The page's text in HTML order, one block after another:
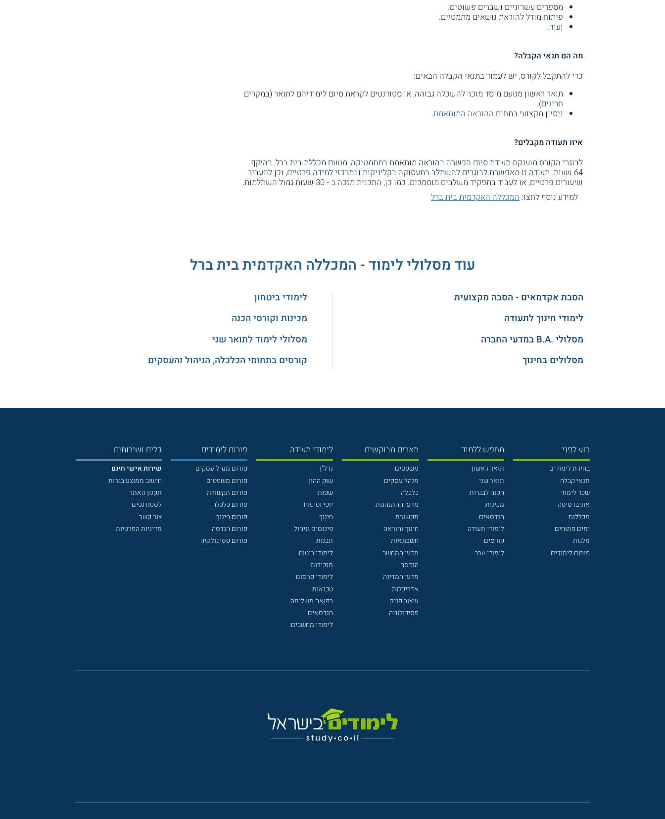
מספרים עשרוניים ושברים פשוטים.
פיתוח מודל להוראת נושאים מתמטיים.
ועוד.
מה הם תנאי הקבלה?
כדי להתקבל לקורס, יש לעמוד בתנאי הקבלה הבאים:
תואר ראשון מטעם מוסד מוכר להשכלה גבוהה, או סטודנטים לקראת סיום לימודיהם לתואר (במקרים
חריגים).
ניסיון מקצועי בתחום ההוראה המותאמת.
איזו תעודה מקבלים?
לבוגרי הקורס מוענקת תעודת סיום הכשרה בהוראה מותאמת במתמטיקה, מטעם מכללת בית ברל, בהיקף
64 שעות. תעודה זו מאפשרת לבוגרים להשתלב בתעסוקה בקליניקות ובמרכזי למידה פרטיים, וכן להעביר
שיעורים פרטיים, או לעבוד בתפקיד משלבים מוסמכים. כמו כן, התכנית מזכה ב - 30 שעות גמול השתלמות.
למידע נוסף לחצו: המכללה האקדמית בית ברל
עוד מסלולי לימוד - המכללה האקדמית בית ברל
הסבת אקדמאים - הסבה מקצועית
לימודי חינוך לתעודה
מסלולי .B.A במדעי החברה
מסלולים בחינוך
לימודי ביטחון
מכינות וקורסי הכנה
מסלולי לימוד לתואר שני
קורסים בתחומי הכלכלה, הניהול והעסקים
רגע לפני
בחירת לימודים
תנאי קבלה
שכר לימוד
אוניברסיטה
מכללות
ימים פתוחים
מלגות
פורום לימודים
מחפש ללמוד
תואר ראשון
תואר שני
הכנה לבגרות
מכינות
הנדסאים
לימודי תעודה
קורסים
לימודי ערב
תארים מבוקשים
משפטים
מנהל עסקים
כלכלה
מדעי ההתנהגות
תקשורת
חינוך והוראה
חשבונאות
מדעי המחשב
הנדסה
מדעי המדינה
אדריכלות
עיצוב פנים
פסיכולוגיה
לימודי תעודה
נדל"ן
שוק ההון
שפות
יופי וטיפוח
חינוך
פיננסים וניהול
תכנות
לימודי ביטוח
מזכירות
לימודי פרסום
טכנאות
רפואה משלימה
הנדסאים
לימודי מחשבים
פורום לימודים
פורום מנהל עסקים
פורום משפטים
פורום תקשורת
פורום כלכלה
פורום חינוך
פורום הנדסה
פורום פסיכולוגיה
כלים ושירותים
שירות אישי חינם
חישוב ממוצע בגרות
תקנון האתר
לסטודנטים
צור קשר
מדיניות הפרטיות